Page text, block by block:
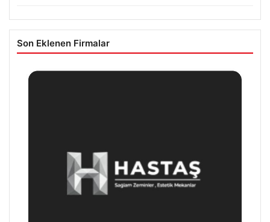
Son Eklenen Firmalar